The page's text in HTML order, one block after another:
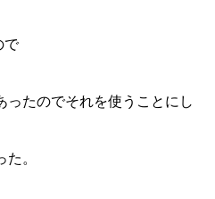
で
ったのでそれを使うことにし
。